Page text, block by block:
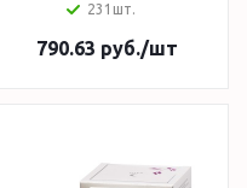
231шт.
790.63 руб./шт